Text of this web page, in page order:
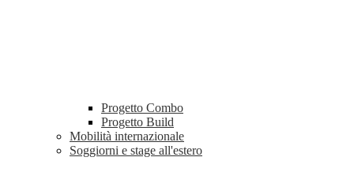
Progetto Combo
Progetto Build
Mobilità internazionale
Soggiorni e stage all'estero